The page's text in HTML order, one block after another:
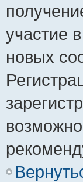
участие
новых